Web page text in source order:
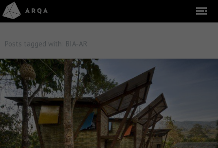
Posts tagged with: BIA-AR